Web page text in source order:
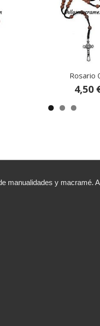
Rosario
4,50
manualidades y